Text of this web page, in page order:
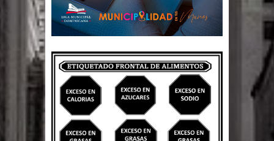
El PRM tendrá desde el próximo
domingo una dirección de hombres